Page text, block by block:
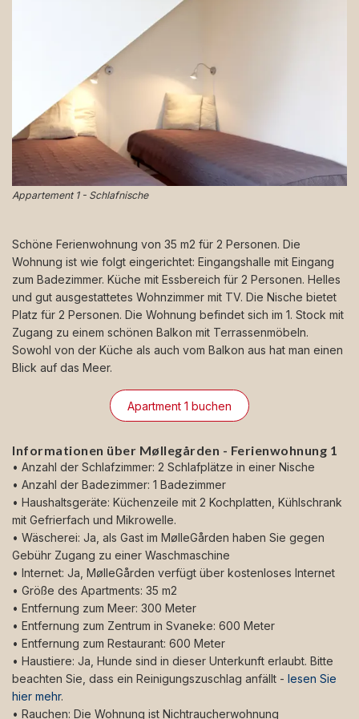
Appartement 1 - Schlafnische
Schöne Ferienwohnung von 35 m2 für 2 Personen. Die
Wohnung ist wie folgt eingerichtet: Eingangshalle mit Eingang
zum Badezimmer. Küche mit Essbereich für 2 Personen. Helles
und gut ausgestattetes Wohnzimmer mit TV. Die Nische bietet
Platz für 2 Personen. Die Wohnung befindet sich im 1. Stock mit
Zugang zu einem schönen Balkon mit Terrassenmöbeln.
Sowohl von der Küche als auch vom Balkon aus hat man einen
Blick auf das Meer.
Apartment 1 buchen
Informationen über Møllegården - Ferienwohnung 1
• Anzahl der Schlafzimmer: 2 Schlafplätze in einer Nische
• Anzahl der Badezimmer: 1 Badezimmer
• Haushaltsgeräte: Küchenzeile mit 2 Kochplatten, Kühlschrank
mit Gefrierfach und Mikrowelle.
• Wäscherei: Ja, als Gast im MølleGården haben Sie gegen
Gebühr Zugang zu einer Waschmaschine
• Internet: Ja, MølleGården verfügt über kostenloses Internet
• Größe des Apartments: 35 m2
• Entfernung zum Meer: 300 Meter
• Entfernung zum Zentrum in Svaneke: 600 Meter
• Entfernung zum Restaurant: 600 Meter
• Haustiere: Ja, Hunde sind in dieser Unterkunft erlaubt. Bitte
beachten Sie, dass ein Reinigungszuschlag anfällt - lesen Sie
hier mehr.
• Rauchen: Die Wohnung ist Nichtraucherwohnung